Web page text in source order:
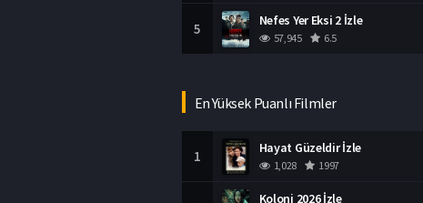
5 Nefes Yer Eksi 2 İzle
57,945 6.5
En Yüksek Puanlı Filmler
1 Hayat Güzeldir İzle
1,028 1997
Koloni 2026 İzle